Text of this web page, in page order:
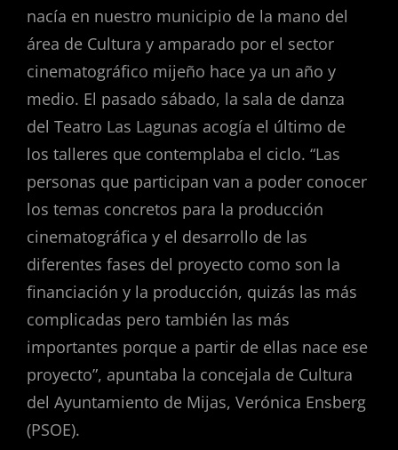
nacía en nuestro municipio de la mano del
área de Cultura y amparado por el sector
cinematográfico mijeño hace ya un año y
medio. El pasado sábado, la sala de danza
del Teatro Las Lagunas acogía el último de
los talleres que contemplaba el ciclo. “Las
personas que participan van a poder conocer
los temas concretos para la producción
cinematográfica y el desarrollo de las
diferentes fases del proyecto como son la
financiación y la producción, quizás las más
complicadas pero también las más
importantes porque a partir de ellas nace ese
proyecto”, apuntaba la concejala de Cultura
del Ayuntamiento de Mijas, Verónica Ensberg
(PSOE).